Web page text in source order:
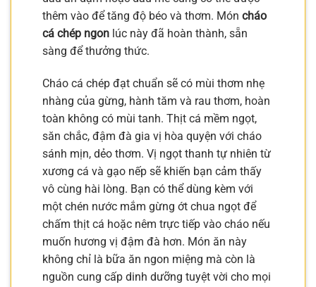
thêm vào để tăng độ béo và thơm. Món cháo
cá chép ngon lúc này đã hoàn thành, sẵn
sàng để thưởng thức.
Cháo cá chép đạt chuẩn sẽ có mùi thơm nhẹ
nhàng của gừng, hành tăm và rau thơm, hoàn
toàn không có mùi tanh. Thịt cá mềm ngọt,
săn chắc, đậm đà gia vị hòa quyện với cháo
sánh mịn, dẻo thơm. Vị ngọt thanh tự nhiên từ
xương cá và gạo nếp sẽ khiến bạn cảm thấy
vô cùng hài lòng. Bạn có thể dùng kèm với
một chén nước mắm gừng ớt chua ngọt để
chấm thịt cá hoặc nêm trực tiếp vào cháo nếu
muốn hương vị đậm đà hơn. Món ăn này
không chỉ là bữa ăn ngon miệng mà còn là
nguồn cung cấp dinh dưỡng tuyệt vời cho mọi